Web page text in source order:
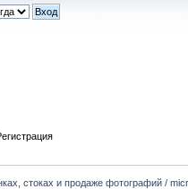
стоках и продаже фотографий /